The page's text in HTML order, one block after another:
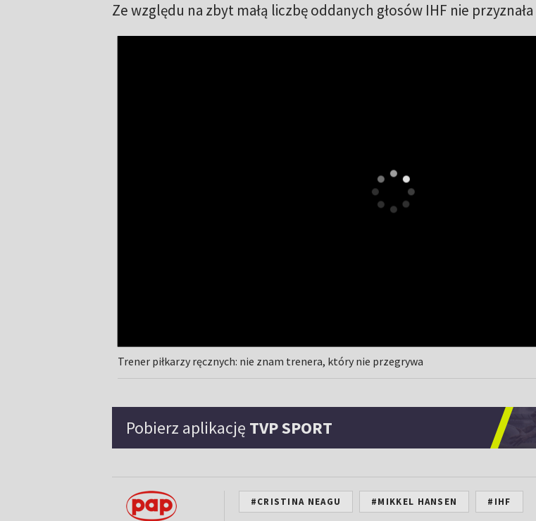
Ze względu na zbyt małą liczbę oddanych głosów IHF nie
Trener piłkarzy ręcznych: nie znam trenera, który nie przegrywa
Pobierz aplikację TVP SPORT
#CRISTINA NEAGU #MIKKEL HANSEN #IHF